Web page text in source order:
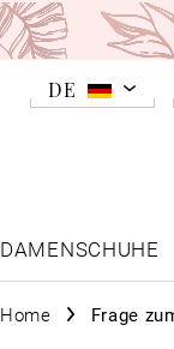
DE
DAMENSCHUHE
Home Frage